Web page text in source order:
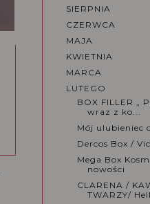
SIERPNIA
CZERWCA
MAJA
KWIETNIA
MARCA
LUTEGO
BOX FILLER „
wraz z ko...
Mój ulubieniec
Dercos Box /
Mega Box
nowości
CLARENA /
TWARZY/